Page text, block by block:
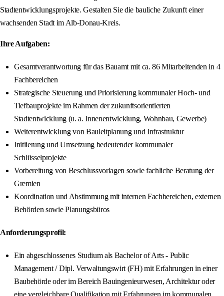
Stadtentwicklungsprojekte. Gestalten Sie die bauliche Zukunft einer
wachsenden Stadt im Alb-Donau-Kreis.
Ihre Aufgaben:
Gesamtverantwortung für das Bauamt mit ca. 86 Mitarbeitenden in 4
Fachbereichen
Strategische Steuerung und Priorisierung kommunaler Hoch- und
Tiefbauprojekte im Rahmen der zukunftsorientierten
Stadtentwicklung (u. a. Innenentwicklung, Wohnbau, Gewerbe)
Weiterentwicklung von Bauleitplanung und Infrastruktur
Initiierung und Umsetzung bedeutender kommunaler
Schlüsselprojekte
Vorbereitung von Beschlussvorlagen sowie fachliche Beratung der
Gremien
Koordination und Abstimmung mit internen Fachbereichen, externen
Behörden sowie Planungsbüros
Anforderungsprofil:
Ein abgeschlossenes Studium als Bachelor of Arts - Public
Management / Dipl. Verwaltungswirt (FH) mit Erfahrungen in einer
Baubehörde oder im Bereich Bauingenieurwesen, Architektur oder